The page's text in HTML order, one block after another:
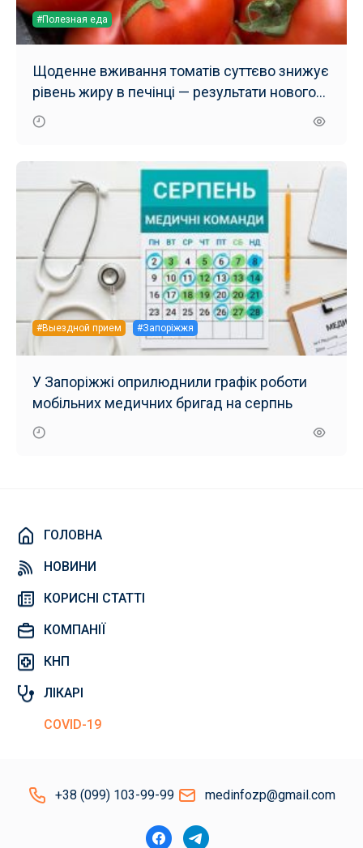
#Полезная еда
Щоденне вживання томатів суттєво знижує
рівень жиру в печінці — результати нового
дослідження
#Выездной прием #Запоріжжя
У Запоріжжі оприлюднили графік роботи
мобільних медичних бригад на серпнь
ГОЛОВНА
НОВИНИ
КОРИСНІ СТАТТІ
КОМПАНІЇ
КНП
ЛІКАРІ
COVID-19
+38 (099) 103-99-99 medinfozp@gmail.com